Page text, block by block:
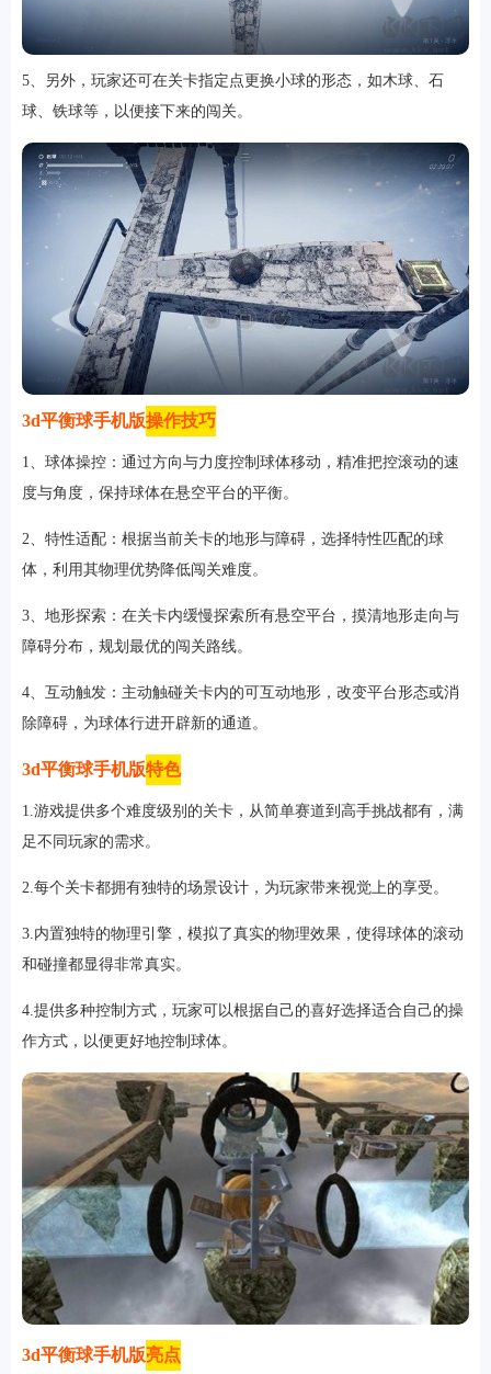
排行
小游戏 恋爱养成沙盒模组 赛车竞速 策略塔防
益智休闲 冒险解谜街机格斗 模拟经营 战争策略
影音播放游戏辅助摄影美颜办公商务旅游出行 金融理财
新闻阅读 考试学习AI软件健康运动生活购物地图导航主题桌面
5、另外，玩家还可在关卡指定点更换小球的形态，如木球、石
球、铁球等，以便接下来的闯关。
3d平衡球手机版操作技巧
1、球体操控：通过方向与力度控制球体移动，精准把控滚动的速
度与角度，保持球体在悬空平台的平衡。
2、特性适配：根据当前关卡的地形与障碍，选择特性匹配的球
体，利用其物理优势降低闯关难度。
3、地形探索：在关卡内缓慢探索所有悬空平台，摸清地形走向与
障碍分布，规划最优的闯关路线。
4、互动触发：主动触碰关卡内的可互动地形，改变平台形态或消
除障碍，为球体行进开辟新的通道。
3d平衡球手机版特色
1.游戏提供多个难度级别的关卡，从简单赛道到高手挑战都有，满
足不同玩家的需求。
2.每个关卡都拥有独特的场景设计，为玩家带来视觉上的享受。
3.内置独特的物理引擎，模拟了真实的物理效果，使得球体的滚动
和碰撞都显得非常真实。
4.提供多种控制方式，玩家可以根据自己的喜好选择适合自己的操
作方式，以便更好地控制球体。
3d平衡球手机版亮点